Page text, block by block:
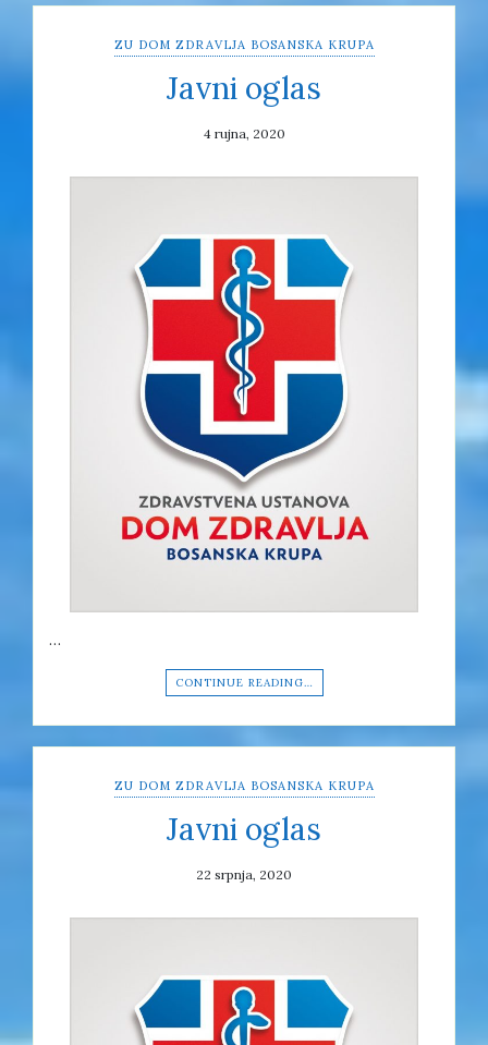
ZU DOM ZDRAVLJA BOSANSKA KRUPA
Javni oglas
4 rujna, 2020
…
CONTINUE READING…
ZU DOM ZDRAVLJA BOSANSKA KRUPA
Javni oglas
22 srpnja, 2020